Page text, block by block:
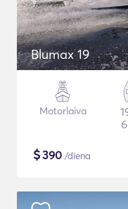
Blumax 19
Motorlaiva
$390 /diena